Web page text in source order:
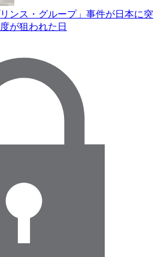
ンス・グループ」事件が日本に突
が狙われた日